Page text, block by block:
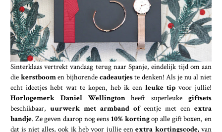
Sinterklaas vertrekt vandaag terug naar Spanje, eindelijk tijd om aan
die kerstboomen bijhorende cadeautjeste denken! Als je nu al niet
echt ideetjes hebt wat te kopen, heb ik een leuke tip voor jullie!
Horlogemerk Daniel Wellingtonheeft superleukegiftsets
beschikbaar, uurwerk met armband ofeentje met een extra
bandje. Ze geven daarop nog eens 10% kortingop alle gift boxen, en
dat is niet alles, ook ik heb voor jullie eenextra kortingscode,van